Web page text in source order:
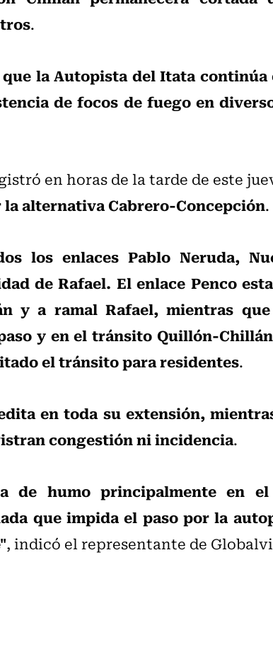
.
la Autopista del Itata continúa
de focos de fuego en
en horas de la tarde de este
la alternativa Cabrero-Concepción.
los enlaces Pablo Neruda,
de Rafael. El enlace Penco
y a ramal Rafael, mientras
y en el tránsito Quillón-
el tránsito para residentes.
en toda su extensión,
congestión ni incidencia.
de humo principalmente en
que impida el paso por la
, indicó el representante de